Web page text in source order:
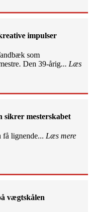
impulser
som
Den 39-årig... Læs
sikrer mesterskabet
lignende... Læs mere
vægtskålen